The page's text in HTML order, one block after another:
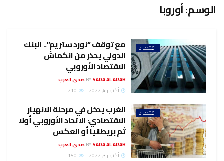
الوسم:أوروبا
اقتصاد مع توقف “نورد ستريم”.. البنك
الدولي يحذر من انكماش
الاقتصاد الأوروبي
BYSADA AL ARAB صدى العرب
أكتوبر 4, 2022
اقتصاد الغرب يدخل في مرحلة الانهيار
الاقتصادي: الاتحاد الأوروبي أولا
ثم بريطانيا أو العكس
BYSADA AL ARAB صدى العرب
أكتوبر 3, 2022